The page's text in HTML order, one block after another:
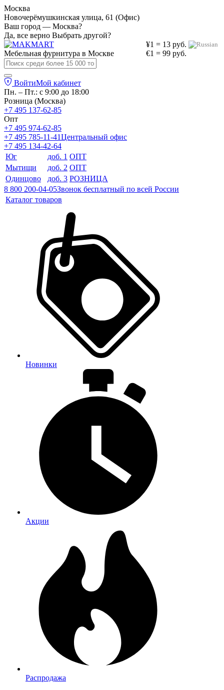
Москва
Новочерёмушкинская улица, 61 (Офис)
Ваш город — Москва?
Да, все верно Выбрать другой?
¥1 = 13 руб.
€1 = 99 руб.
Мебельная фурнитура в Москве
ВойтиМой кабинет
Пн. – Пт.: с 9:00 до 18:00
Розница (Москва)
+7 495 137-62-85
Опт
+7 495 974-62-85
+7 495 785-11-41Центральный офис
+7 495 134-42-64
Юг
доб. 1 ОПТ
Мытищи
доб. 2 ОПТ
Одинцово
доб. 3 РОЗНИЦА
8 800 200-04-05Звонок бесплатный по всей России
Каталог товаров
Новинки
Акции
Распродажа